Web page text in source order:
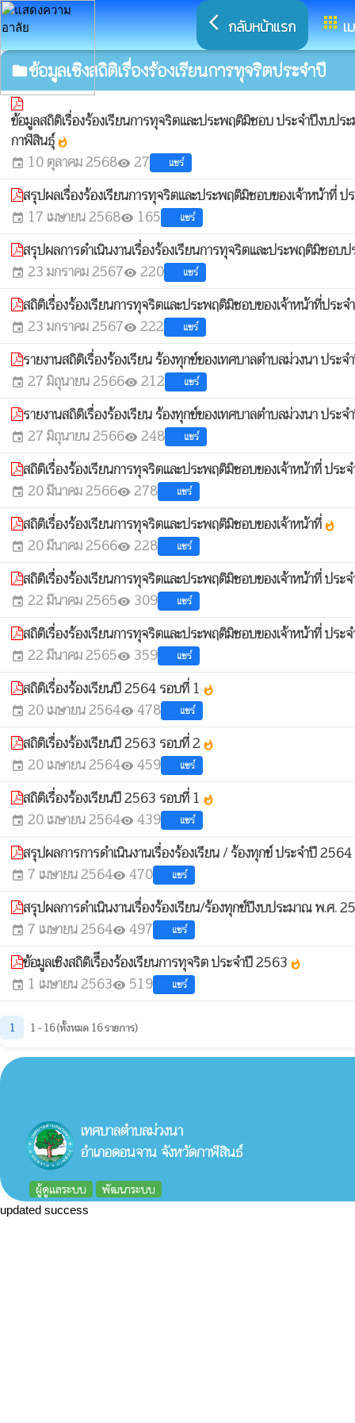
arrow_back_ios กลับหน้าแรก appsเ
folderข้อมูลเชิงสถิติเรื่องร้องเรียนการทุจริตประจำปี
ข้อมูลสถิติเรื่องร้องเรียนการทุจริตและประพฤติมิชอบ ประจำปีงบป
กาฬสินธุ์whatshot
event 10 ตุลาคม 2568visibility 27 แชร์
สรุปผลเรื่องร้องเรียนการทุจริตและประพฤติมิชอบของเจ้าหน้าที่
event 17 เมษายน 2568visibility 165 แชร์
สรุปผลการดำเนินงานเรื่องร้องเรียนการทุจริตและประพฤติมิชอ
event 23 มกราคม 2567visibility 220 แชร์
สถิติเรื่องร้องเรียนการทุจริตและประพฤติมิชอบของเจ้าหน้าที่ปร
event 23 มกราคม 2567visibility 222 แชร์
รายงานสถิติเรื่องร้องเรียน ร้องทุกข์ของเทศบาลตำบลม่วงนา ปร
event 27 มิถุนายน 2566visibility 212 แชร์
รายงานสถิติเรื่องร้องเรียน ร้องทุกข์ของเทศบาลตำบลม่วงนา ปร
event 27 มิถุนายน 2566visibility 248 แชร์
สถิติเรื่องร้องเรียนการทุจริตและประพฤติมิชอบของเจ้าหน้าที่ ปร
event 20 มีนาคม 2566visibility 278 แชร์
สถิติเรื่องร้องเรียนการทุจริตและประพฤติมิชอบของเจ้าหน้าที่ whatshot
event 20 มีนาคม 2566visibility 228 แชร์
สถิติเรื่องร้องเรียนการทุจริตและประพฤติมิชอบของเจ้าหน้าที่ ป
event 22 มีนาคม 2565visibility 309 แชร์
สถิติเรื่องร้องเรียนการทุจริตและประพฤติมิชอบของเจ้าหน้าที่ ปร
event 22 มีนาคม 2565visibility 359 แชร์
สถิติเรื่องร้องเรียนปี 2564 รอบที่ 1 whatshot
event 20 เมษายน 2564visibility 478 แชร์
สถิติเรื่องร้องเรียนปี 2563 รอบที่ 2 whatshot
event 20 เมษายน 2564visibility 459 แชร์
สถิติเรื่องร้องเรียนปี 2563 รอบที่ 1 whatshot
event 20 เมษายน 2564visibility 439 แชร์
สรุปผลการการดำเนินงานเรื่องร้องเรียน / ร้องทุกข์ ประจำปี
event 7 เมษายน 2564visibility 470 แชร์
สรุปผลการดำเนินงานเรื่องร้องเรียน/ร้องทุกข์ปีงบประมาณ พ.ศ.
event 7 เมษายน 2564visibility 497 แชร์
ข้อมูลเชิงสถิติเรืีองร้องเรียนการทุจริต ประจำปี 2563 whatshot
event 1 เมษายน 2563visibility 519 แชร์
1 1 - 16 (ทั้งหมด 16 รายการ)
เทศบาลตำบลม่วงนา
อำเภอดอนจาน จังหวัดกาฬสินธ์
ผู้ดูแลระบบ พัฒนาระบบ
updated success